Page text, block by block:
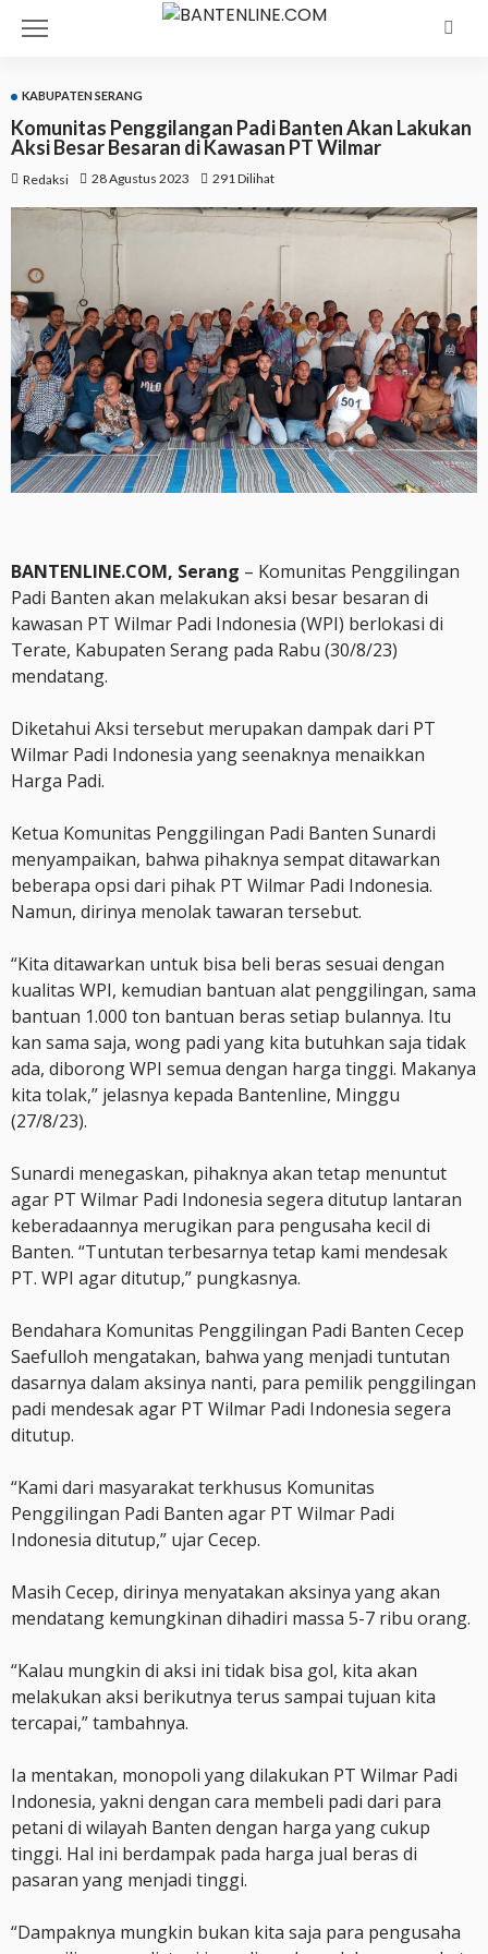
KABUPATEN SERANG
Komunitas Penggilangan Padi Banten Akan Lakukan
Aksi Besar Besaran di Kawasan PT Wilmar
Redaksi 28 Agustus 2023 291 Dilihat
BANTENLINE.COM, Serang – Komunitas Penggilingan
Padi Banten akan melakukan aksi besar besaran di
kawasan PT Wilmar Padi Indonesia (WPI) berlokasi di
Terate, Kabupaten Serang pada Rabu (30/8/23)
mendatang.
Diketahui Aksi tersebut merupakan dampak dari PT
Wilmar Padi Indonesia yang seenaknya menaikkan
Harga Padi.
Ketua Komunitas Penggilingan Padi Banten Sunardi
menyampaikan, bahwa pihaknya sempat ditawarkan
beberapa opsi dari pihak PT Wilmar Padi Indonesia.
Namun, dirinya menolak tawaran tersebut.
“Kita ditawarkan untuk bisa beli beras sesuai dengan
kualitas WPI, kemudian bantuan alat penggilingan, sama
bantuan 1.000 ton bantuan beras setiap bulannya. Itu
kan sama saja, wong padi yang kita butuhkan saja tidak
ada, diborong WPI semua dengan harga tinggi. Makanya
kita tolak,” jelasnya kepada Bantenline, Minggu
(27/8/23).
Sunardi menegaskan, pihaknya akan tetap menuntut
agar PT Wilmar Padi Indonesia segera ditutup lantaran
keberadaannya merugikan para pengusaha kecil di
Banten. “Tuntutan terbesarnya tetap kami mendesak
PT. WPI agar ditutup,” pungkasnya.
Bendahara Komunitas Penggilingan Padi Banten Cecep
Saefulloh mengatakan, bahwa yang menjadi tuntutan
dasarnya dalam aksinya nanti, para pemilik penggilingan
padi mendesak agar PT Wilmar Padi Indonesia segera
ditutup.
“Kami dari masyarakat terkhusus Komunitas
Penggilingan Padi Banten agar PT Wilmar Padi
Indonesia ditutup,” ujar Cecep.
Masih Cecep, dirinya menyatakan aksinya yang akan
mendatang kemungkinan dihadiri massa 5-7 ribu orang.
“Kalau mungkin di aksi ini tidak bisa gol, kita akan
melakukan aksi berikutnya terus sampai tujuan kita
tercapai,” tambahnya.
Ia mentakan, monopoli yang dilakukan PT Wilmar Padi
Indonesia, yakni dengan cara membeli padi dari para
petani di wilayah Banten dengan harga yang cukup
tinggi. Hal ini berdampak pada harga jual beras di
pasaran yang menjadi tinggi.
“Dampaknya mungkin bukan kita saja para pengusaha